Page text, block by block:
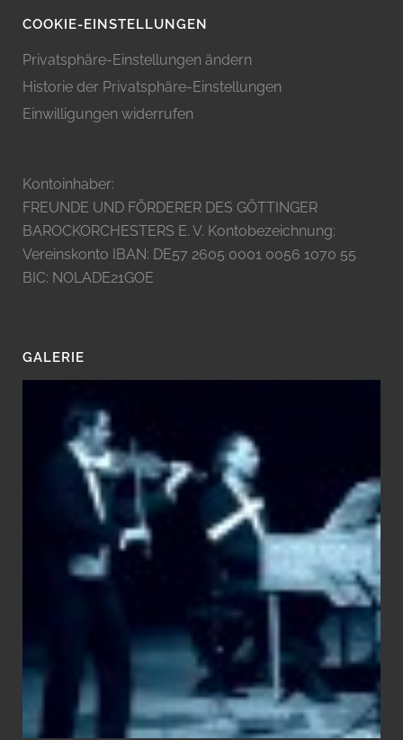
COOKIE-EINSTELLUNGEN
Privatsphäre-Einstellungen ändern
Historie der Privatsphäre-Einstellungen
Einwilligungen widerrufen
Kontoinhaber:
FREUNDE UND FÖRDERER DES GÖTTINGER
BAROCKORCHESTERS E. V. Kontobezeichnung:
Vereinskonto IBAN: DE57 2605 0001 0056 1070 55
BIC: NOLADE21GOE
GALERIE